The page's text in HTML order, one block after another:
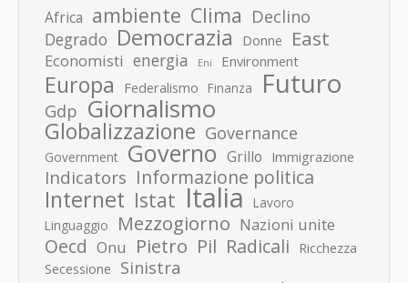
Africa ambiente Clima Declino
Degrado Democrazia Donne East
Economisti energia Eni Environment
Europa Federalismo Finanza Futuro
Gdp Giornalismo
Globalizzazione Governance
Government Governo Grillo Immigrazione
Indicators Informazione politica
Internet Istat Italia
Lavoro
Linguaggio
Mezzogiorno Nazioni unite
Oecd Onu Pietro Pil Radicali Ricchezza
Secessione Sinistra